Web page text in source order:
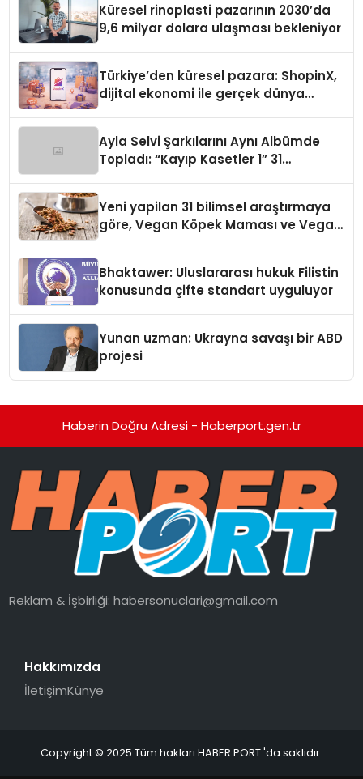
Küresel rinoplasti pazarının 2030’da
9,6 milyar dolara ulaşması bekleniyor
Türkiye’den küresel pazara: ShopinX,
dijital ekonomi ile gerçek dünya
Ayla Selvi Şarkılarını Aynı Albümde
Topladı: “Kayıp Kasetler 1” 31
Yeni yapilan 31 bilimsel araştırmaya
göre, Vegan Köpek Maması ve Vegan
Bhaktawer: Uluslararası hukuk Filistin
konusunda çifte standart uyguluyor
Yunan uzman: Ukrayna savaşı bir ABD
projesi
Haberin Doğru Adresi - Haberport.gen.tr
Reklam & İşbirliği:habersonuclari@gmail.com
Hakkımızda
İletişimKünye
Copyright © 2025 Tüm hakları HABER PORT 'da saklıdır.